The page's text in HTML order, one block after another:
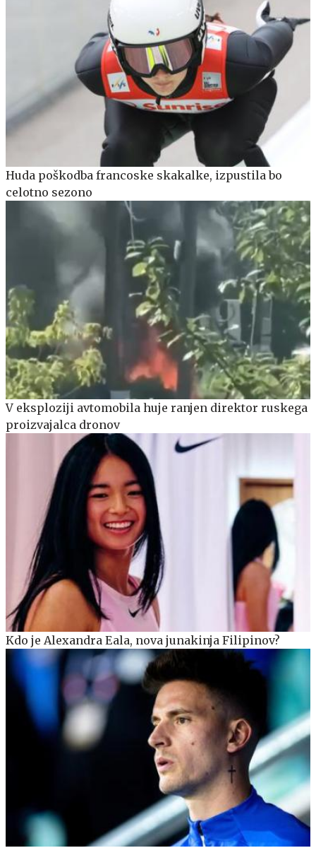
Huda poškodba francoske skakalke, izpustila bo
celotno sezono
V eksploziji avtomobila huje ranjen direktor ruskega
proizvajalca dronov
Kdo je Alexandra Eala, nova junakinja Filipinov?